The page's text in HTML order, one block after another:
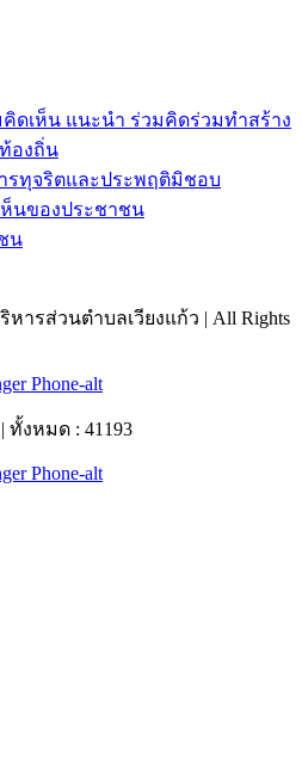
ดเห็น แนะนำ ร่วมคิดร่วมทำสร้าง
องถิ่น
ารทุจริตและประพฤติมิชอบ
นของประชาชน
น
หารส่วนตำบลเวียงแก้ว | All Rights
Phone-alt
ทั้งหมด : 41193
Phone-alt